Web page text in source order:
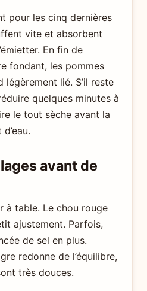
pour les cinq dernières
vite et absorbent
En fin de
fondant, les pommes
lié. S’il reste
quelques minutes à
le tout sèche avant la
avant de
à table. Le chou rouge
ajustement. Parfois,
de sel en plus.
redonne de l’équilibre,
très douces.